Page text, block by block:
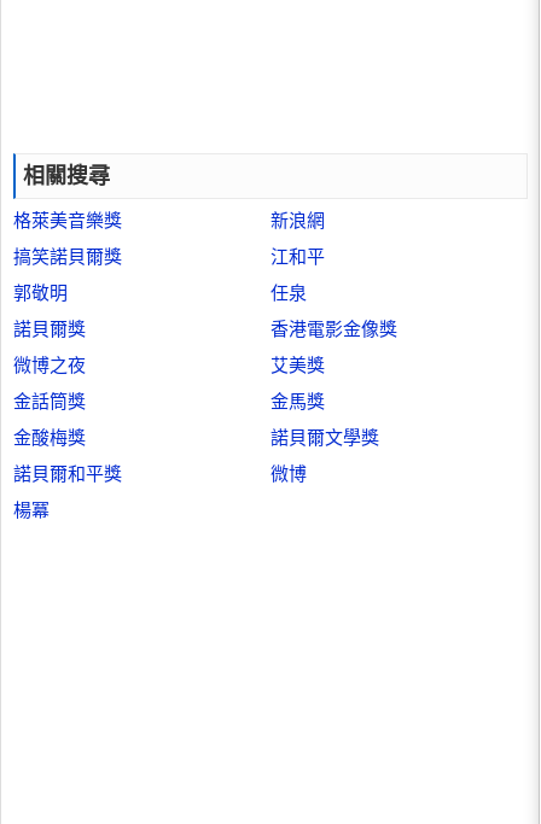
相關搜尋
格萊美音樂獎
新浪網
搞笑諾貝爾獎
江和平
郭敬明
任泉
諾貝爾獎
香港電影金像獎
微博之夜
艾美獎
金話筒獎
金馬獎
金酸梅獎
諾貝爾文學獎
諾貝爾和平獎
微博
楊冪